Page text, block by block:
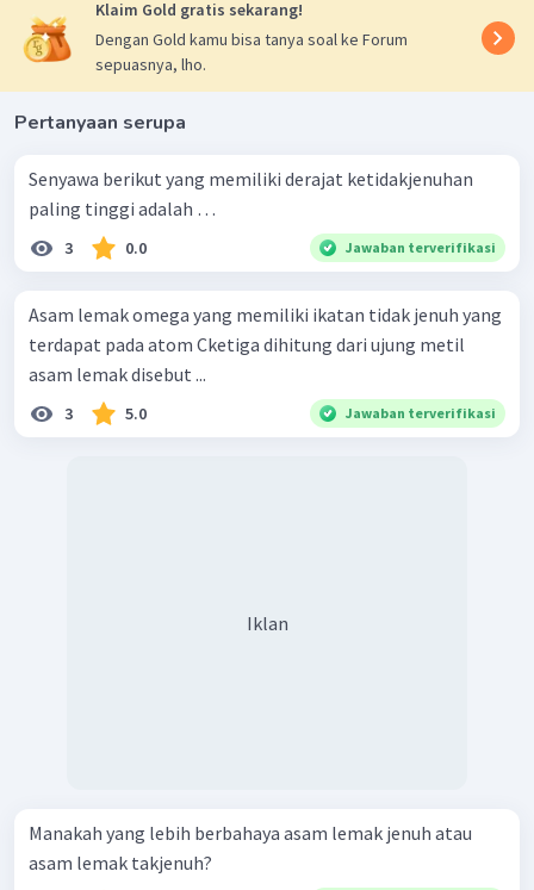
Klaim Gold gratis sekarang!
Dengan Gold kamu bisa tanya soal ke Forum
sepuasnya, lho.
Pertanyaan serupa
Senyawa berikut yang memiliki derajat ketidakjenuhan
paling tinggi adalah …
3 0.0 Jawaban terverifikasi
Asam lemak omega yang memiliki ikatan tidak jenuh yang
terdapat pada atom Cketiga dihitung dari ujung metil
asam lemak disebut ...
3 5.0 Jawaban terverifikasi
Iklan
Manakah yang lebih berbahaya asam lemak jenuh atau
asam lemak takjenuh?